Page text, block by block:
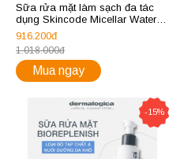
Sữa rửa mặt làm sạch đa tác
dụng Skincode Micellar Water
All In One Cleanser
916.200đ
1.018.000đ
Mua ngay
-15%